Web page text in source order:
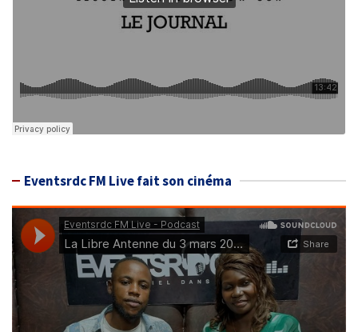
Eventsrdc FM Live fait son cinéma